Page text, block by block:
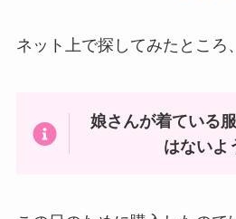
ネット上で探してみたところ、
娘さんが着ている
はないよ